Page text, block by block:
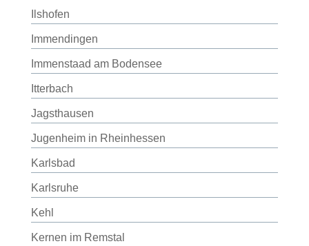
Ilshofen
Immendingen
Immenstaad am Bodensee
Itterbach
Jagsthausen
Jugenheim in Rheinhessen
Karlsbad
Karlsruhe
Kehl
Kernen im Remstal